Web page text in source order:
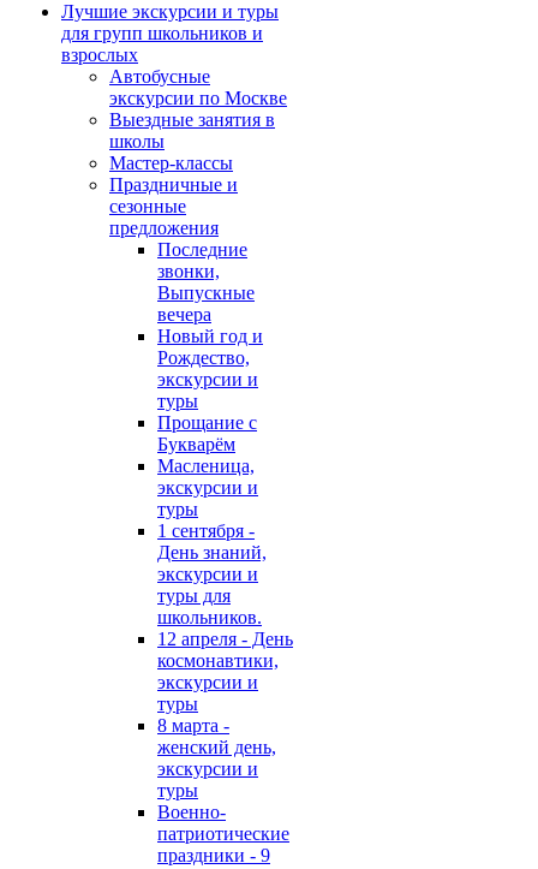
Лучшие экскурсии и туры
для групп школьников и
взрослых
Автобусные
экскурсии по Москве
Выездные занятия в
школы
Мастер-классы
Праздничные и
сезонные
предложения
Последние
звонки,
Выпускные
вечера
Новый год и
Рождество,
экскурсии и
туры
Прощание с
Букварём
Масленица,
экскурсии и
туры
1 сентября -
День знаний,
экскурсии и
туры для
школьников.
12 апреля - День
космонавтики,
экскурсии и
туры
8 марта -
женский день,
экскурсии и
туры
Военно-
патриотические
праздники - 9